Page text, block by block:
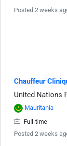
Posted 2 weeks
Chauffeur
United Nations
Mauritania
Full-time
Posted 2 weeks